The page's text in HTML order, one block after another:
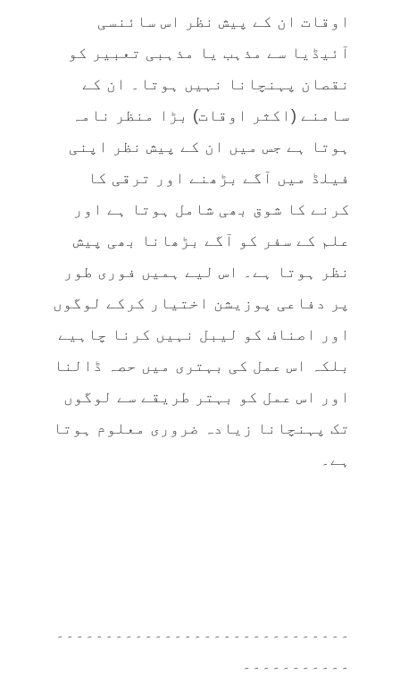
اوقات ان کے پیش نظر اس سائنسی
آئیڈیا سے مذہب یا مذہبی تعبیر کو
نقصان پہنچانا نہیں ہوتا۔ ان کے
سامنے (اکثر اوقات) بڑا منظر نامہ
ہوتا ہے جس میں ان کے پیش نظر اپنی
فیلڈ میں آگے بڑھنے اور ترقی کا
کرنے کا شوق بھی شامل ہوتا ہے اور
علم کے سفر کو آگے بڑھانا بھی پیش
نظر ہوتا ہے۔ اس لیے ہمیں فوری طور
پر دفاعی پوزیشن اختیار کرکے لوگوں
اور اصناف کو لیبل نہیں کرنا چاہیے
بلکہ اس عمل کی بہتری میں حصہ ڈالنا
اور اس عمل کو بہتر طریقے سے لوگوں
تک پہنچانا زیادہ ضروری معلوم ہوتا
ہے۔
۔۔۔۔۔۔۔۔۔۔۔۔۔۔۔۔۔۔۔۔۔۔۔۔۔۔۔۔۔۔
۔۔۔۔۔۔۔۔۔۔۔